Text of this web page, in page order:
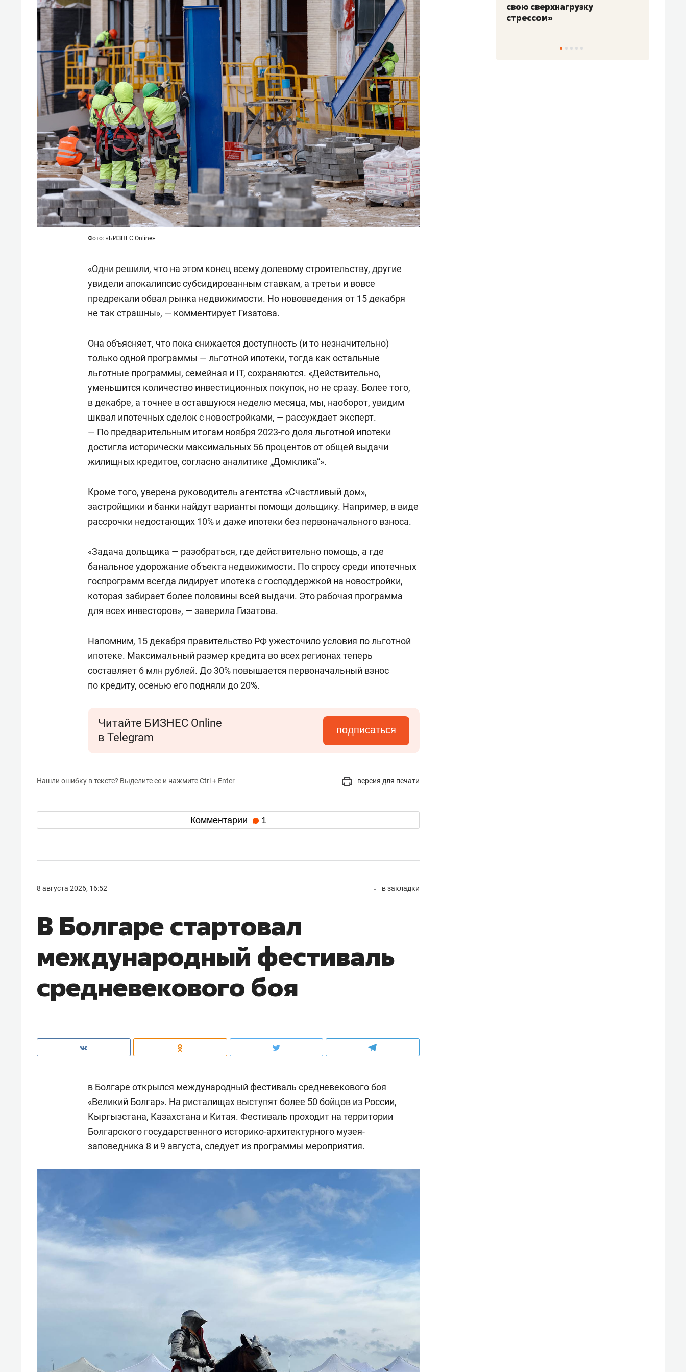
Фото: «БИЗНЕС Online»
«Одни решили, что на этом конец всему долевому строительству, другие
увидели апокалипсис субсидированным ставкам, а третьи и вовсе
предрекали обвал рынка недвижимости. Но нововведения от 15 декабря
не так страшны», — комментирует Гизатова.
Она объясняет, что пока снижается доступность (и то незначительно)
только одной программы — льготной ипотеки, тогда как остальные
льготные программы, семейная и IТ, сохраняются. «Действительно,
уменьшится количество инвестиционных покупок, но не сразу. Более того,
в декабре, а точнее в оставшуюся неделю месяца, мы, наоборот, увидим
шквал ипотечных сделок с новостройками, — рассуждает эксперт.
— По предварительным итогам ноября 2023-го доля льготной ипотеки
достигла исторически максимальных 56 процентов от общей выдачи
жилищных кредитов, согласно аналитике „Домклика“».
Кроме того, уверена руководитель агентства «Счастливый дом»,
застройщики и банки найдут варианты помощи дольщику. Например, в виде
рассрочки недостающих 10% и даже ипотеки без первоначального взноса.
«Задача дольщика — разобраться, где действительно помощь, а где
банальное удорожание объекта недвижимости. По спросу среди ипотечных
госпрограмм всегда лидирует ипотека с господдержкой на новостройки,
которая забирает более половины всей выдачи. Это рабочая программа
для всех инвесторов», — заверила Гизатова.
Напомним, 15 декабря правительство РФ ужесточило условия по льготной
ипотеке. Максимальный размер кредита во всех регионах теперь
составляет 6 млн рублей. До 30% повышается первоначальный взнос
по кредиту, осенью его подняли до 20%.
Читайте БИЗНЕС Online
в Telegram
подписаться
Нашли ошибку в тексте? Выделите ее и нажмите Ctrl + Enter версия для печати
Комментарии 1
8 августа 2026, 16:52 в закладки
В Болгаре стартовал
международный фестиваль
средневекового боя
в Болгаре открылся международный фестиваль средневекового боя
«Великий Болгар». На ристалищах выступят более 50 бойцов из России,
Кыргызстана, Казахстана и Китая. Фестиваль проходит на территории
Болгарского государственного историко-архитектурного музея-
заповедника 8 и 9 августа, следует из программы мероприятия.
свою сверхнагрузку
стрессом»
для меня это челлендж!»